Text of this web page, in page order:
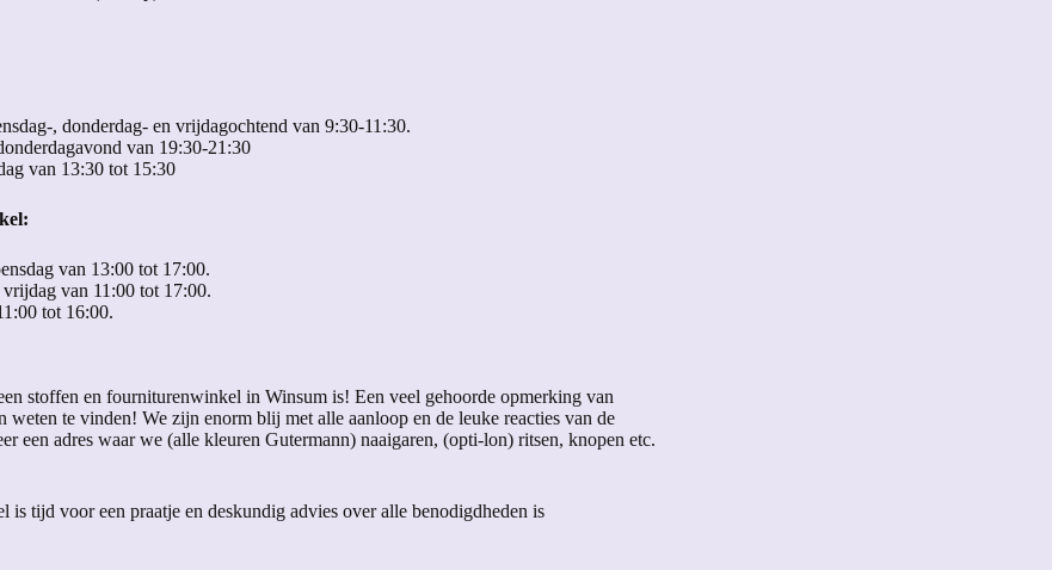
, donderdag- en vrijdagochtend van 9:30-11:30.
van 19:30-21:30
van 13:30 tot 15:30
van 13:00 tot 17:00.
van 11:00 tot 17:00.
tot 16:00.
stoffen en fourniturenwinkel in Winsum is! Een veel gehoorde opmerking van
weten te vinden! We zijn enorm blij met alle aanloop en de leuke reacties van de
een adres waar we (alle kleuren Gutermann) naaigaren, (opti-lon) ritsen, knopen etc.
is tijd voor een praatje en deskundig advies over alle benodigdheden is